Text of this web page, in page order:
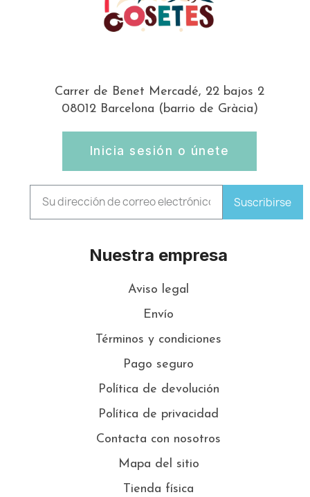
Carrer de Benet Mercadé, 22 bajos 2
08012 Barcelona (barrio de Gràcia)
Inicia sesión o únete
Suscribirse
Nuestra empresa
Aviso legal
Envío
Términos y condiciones
Pago seguro
Política de devolución
Política de privacidad
Contacta con nosotros
Mapa del sitio
Tienda física